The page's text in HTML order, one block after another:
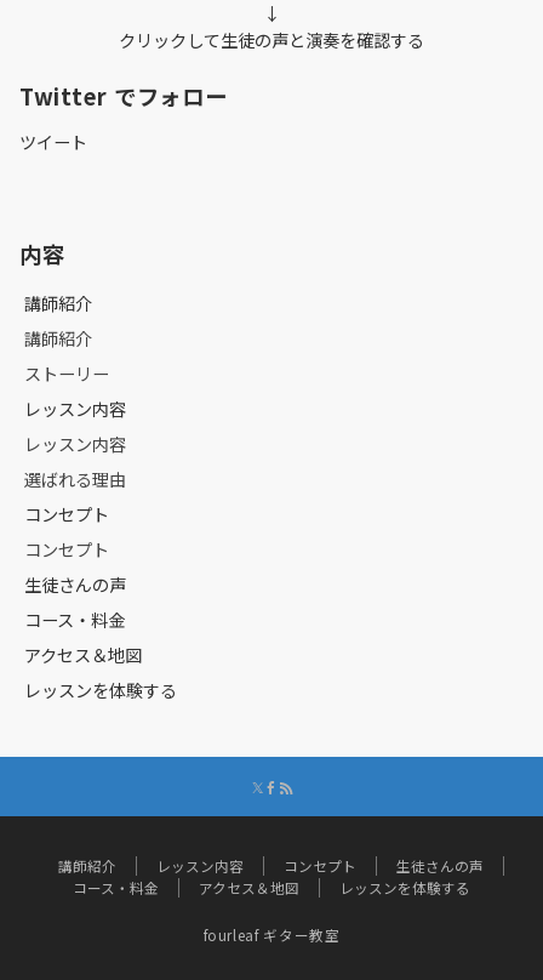
↓
クリックして生徒の声と演奏を確認する
Twitter でフォロー
ツイート
内容
講師紹介
講師紹介
ストーリー
レッスン内容
レッスン内容
選ばれる理由
コンセプト
コンセプト
生徒さんの声
コース・料金
アクセス＆地図
レッスンを体験する
講師紹介 レッスン内容 コンセプト
生徒さんの声
コース・料金
アクセス＆地図 レッスンを体験する
fourleaf ギター教室